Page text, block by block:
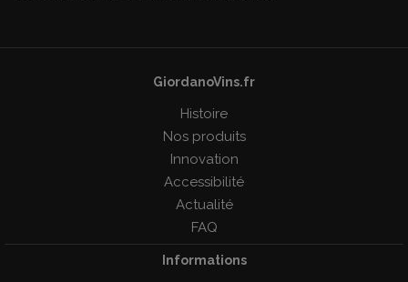
GiordanoVins.fr
Histoire
Nos produits
Innovation
Accessibilité
Actualité
FAQ
Informations